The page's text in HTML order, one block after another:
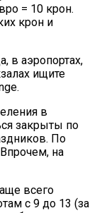
= 10 крон.
крон и
в аэропортах,
ищите
в
закрыты по
По
на
всего
с 9 до 13 (за